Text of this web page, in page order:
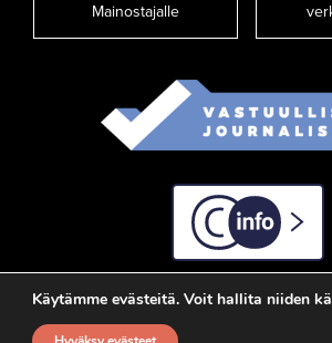
Mainostajalle
C-info
Käytämme evästeitä. Voit hallita niiden